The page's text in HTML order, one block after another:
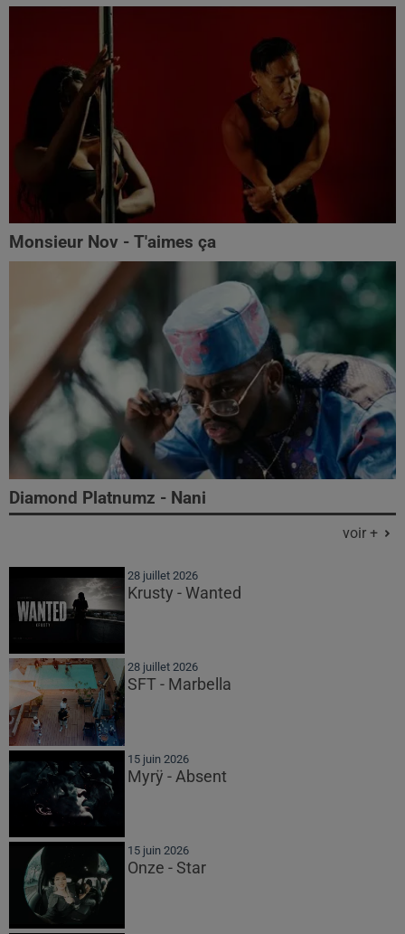
Monsieur Nov - T'aimes ça
Diamond Platnumz - Nani
voir +
28 juillet 2026
Krusty - Wanted
28 juillet 2026
SFT - Marbella
15 juin 2026
Myrÿ - Absent
15 juin 2026
Onze - Star